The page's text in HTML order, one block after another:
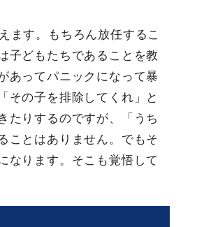
ます。もちろん放任するこ
子どもたちであることを教
あってパニックになって暴
その子を排除してくれ」と
たりするのですが、「うち
ことはありません。でもそ
なります。そこも覚悟して